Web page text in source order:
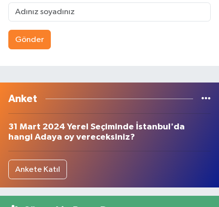
Gönder
Anket
31 Mart 2024 Yerel Seçiminde İstanbul'da
hangi Adaya oy vereceksiniz?
Ankete Katıl